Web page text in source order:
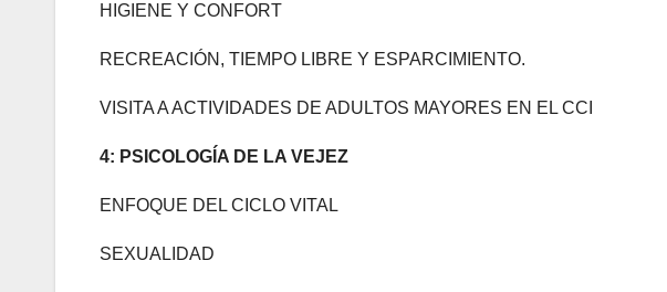
HIGIENE Y CONFORT
RECREACIÓN, TIEMPO LIBRE Y ESPARCIMIENTO.
VISITA A ACTIVIDADES DE ADULTOS MAYORES EN EL CCI
4: PSICOLOGÍA DE LA VEJEZ
ENFOQUE DEL CICLO VITAL
SEXUALIDAD